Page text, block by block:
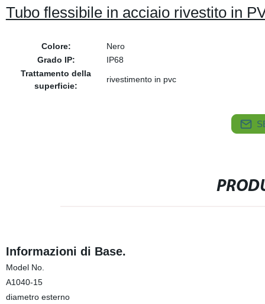
Tubo flessibile in acciaio rivestito in
Colore:
Nero
Grado IP:
IP68
Trattamento della
superficie:
rivestimento in pvc
Informazioni di Base.
Model No.
A1040-15
diametro esterno